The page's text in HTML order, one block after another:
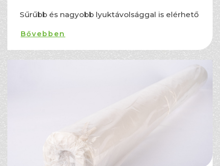
Sűrűbb és nagyobb lyuktávolsággal is elérhető
Bővebben